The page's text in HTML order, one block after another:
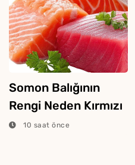
Somon Balığının
Rengi Neden Kırmızı
Veya Pembe Olur?
10 saat önce